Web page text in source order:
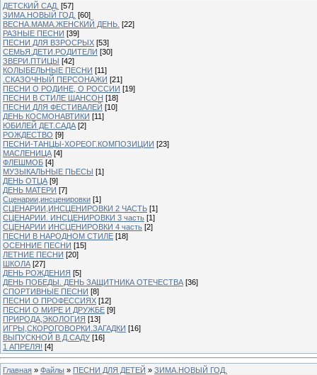
ДЕТСКИЙ САД. [57]
ЗИМА.НОВЫЙ ГОД. [60]
ВЕСНА.МАМА.ЖЕНСКИЙ ДЕНЬ. [22]
РАЗНЫЕ ПЕСНИ [39]
ПЕСНИ ДЛЯ ВЗРОСРЫХ [53]
СЕМЬЯ.ДЕТИ.РОДИТЕЛИ [30]
ЗВЕРИ.ПТИЦЫ [42]
КОЛЫБЕЛЬНЫЕ ПЕСНИ [11]
.СКАЗОЧНЫЙ ПЕРСОНАЖИ [21]
ПЕСНИ О РОДИНЕ, О РОССИИ [19]
ПЕСНИ В СТИЛЕ ШАНСОН [18]
ПЕСНИ ДЛЯ ФЕСТИВАЛЕЙ [10]
ДЕНЬ КОСМОНАВТИКИ [11]
ЮБИЛЕЙ ДЕТ.САДА [2]
РОЖДЕСТВО [9]
ПЕСНИ-ТАНЦЫ-ХОРЕОГ.КОМПОЗИЦИИ [23]
МАСЛЕНИЦА [4]
ФЛЕШМОБ [4]
МУЗЫКАЛЬНЫЕ ПЬЕСЫ [1]
ДЕНЬ ОТЦА [9]
ДЕНЬ МАТЕРИ [7]
Сценарии,инсценировки [1]
СЦЕНАРИИ,ИНСЦЕНИРОВКИ 2 ЧАСТЬ [1]
СЦЕНАРИИ. ИНСЦЕНИРОВКИ 3 часть [1]
СЦЕНАРИИ ИНСЦЕНИРОВКИ 4 часть [2]
ПЕСНИ В НАРОДНОМ СТИЛЕ [18]
ОСЕННИЕ ПЕСНИ [15]
ЛЕТНИЕ ПЕСНИ [20]
ШКОЛА [27]
ДЕНЬ РОЖДЕНИЯ [5]
ДЕНЬ ПОБЕДЫ. ДЕНЬ ЗАЩИТНИКА ОТЕЧЕСТВА [36]
СПОРТИВНЫЕ ПЕСНИ [8]
ПЕСНИ О ПРОФЕССИЯХ [12]
ПЕСНИ О МИРЕ И ДРУЖБЕ [9]
ПРИРОДА,ЭКОЛОГИЯ [13]
ИГРЫ,СКОРОГОВОРКИ.ЗАГАДКИ [16]
ВЫПУСКНОЙ В Д.САДУ [16]
1 АПРЕЛЯ! [4]
Главная » Файлы » ПЕСНИ ДЛЯ ДЕТЕЙ » ЗИМА.НОВЫЙ ГОД.